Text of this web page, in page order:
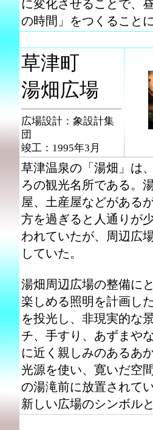
に変化させることで、
の時間」をつくること
草津町
湯畑広場
広場設計：象設計集
団
竣工：1995年3月
草津温泉の「湯畑」は
ろの観光名所である。
屋、土産屋などがある
方を過ぎると人通りが
われていたが、周辺広
していた。
湯畑周辺広場の整備に
楽しめる照明を計画し
を投光し、非現実的な
チ、手すり、あずまや
に近く親しみのあるあ
光源を使い、寛いだ空
の湯滝前に放置されて
新しい広場のシンボル